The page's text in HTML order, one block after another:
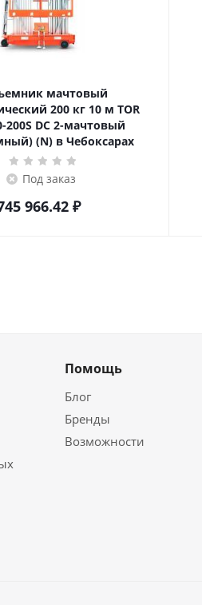
мачтовый
200 кг 10 м TOR
200S DC 2-мачтовый
(N) в Чебоксарах
Под заказ
966.42₽
Помощь
Блог
Бренды
Возможности